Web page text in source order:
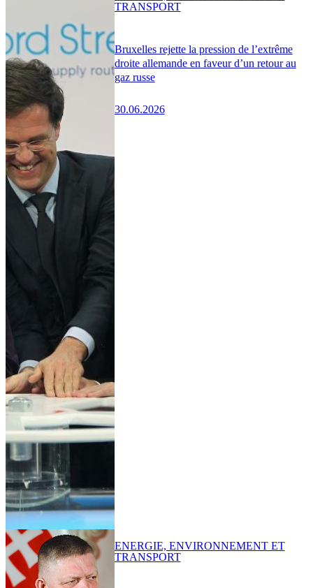
Bruxelles rejette la pression de l’extrême
droite allemande en faveur d’un retour au
gaz russe
30.06.2026
TRANSPORT
ENERGIE, ENVIRONNEMENT ET
TRANSPORT